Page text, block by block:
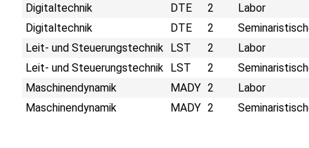
Digitaltechnik
DTE 2
Labor
Digitaltechnik
DTE 2
Leit- und Steuerungstechnik
LST 2
Labor
Leit- und Steuerungstechnik
LST 2
Maschinendynamik
MADY 2
Labor
Maschinendynamik
MADY 2